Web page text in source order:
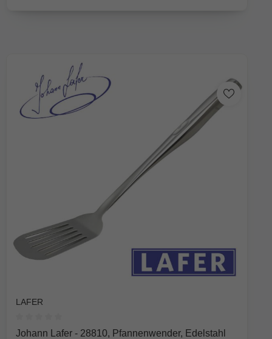
LAFER
Durchschnittliche Bewertung von 0 von 5 Sternen
Johann Lafer - 28810, Pfannenwender, Edelstahl